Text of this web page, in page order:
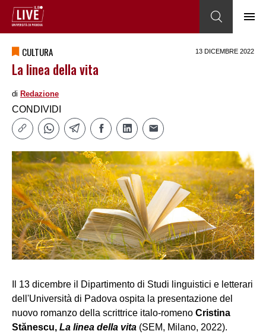
CULTURA 13 DICEMBRE 2022
La linea della vita
di Redazione
CONDIVIDI
Il 13 dicembre il Dipartimento di Studi linguistici e letterari
dell'Università di Padova ospita la presentazione del
nuovo romanzo della scrittrice italo-romeno Cristina
Stănescu, La linea della vita (SEM, Milano, 2022).